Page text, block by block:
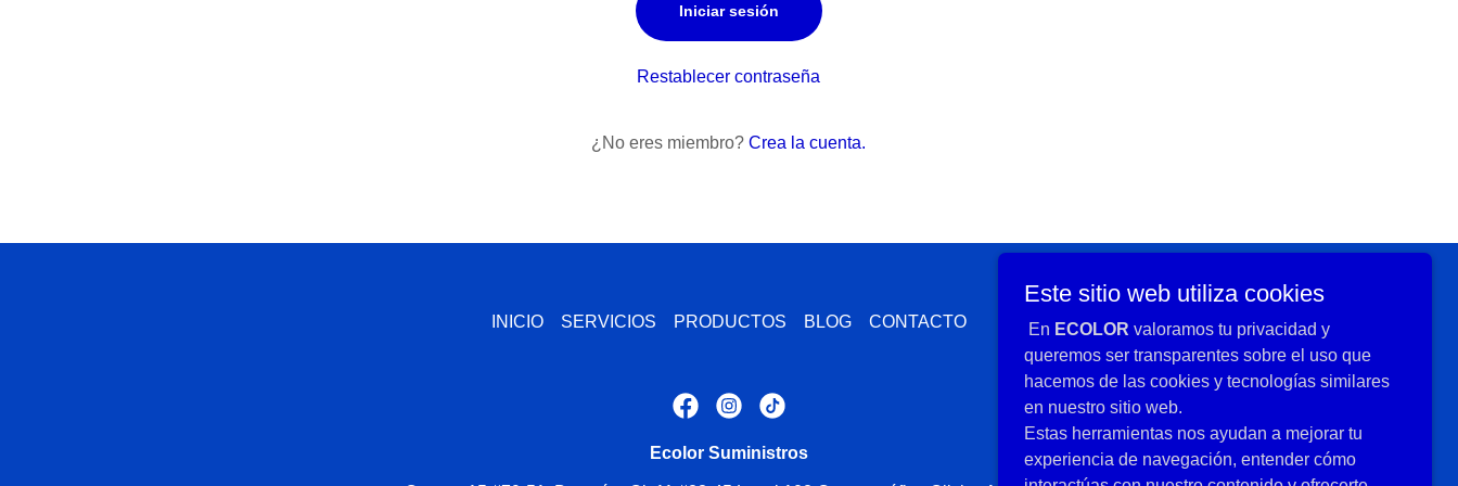
Iniciar sesión
Restablecer contraseña
¿No eres miembro? Crea la cuenta.
INICIO SERVICIOS PRODUCTOS BLOG CONTACTO
Ecolor Suministros
Este sitio web utiliza cookies
En ECOLOR valoramos tu privacidad y
queremos ser transparentes sobre el uso que
hacemos de las cookies y tecnologías similares
en nuestro sitio web.
Estas herramientas nos ayudan a mejorar tu
experiencia de navegación, entender cómo